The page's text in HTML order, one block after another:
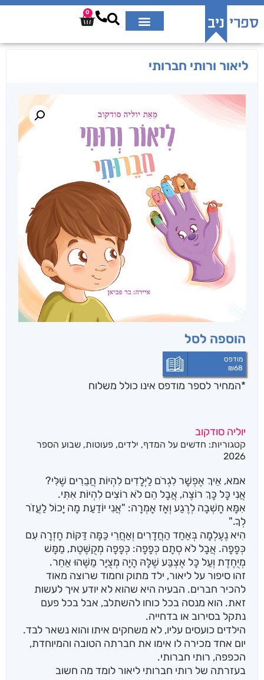
0
ליאור ורותי חברותי
הוספה לסל
מודפס
₪68
*המחיר לספר מודפס אינו כולל משלוח
יוליה סודקוב
קטגוריות: חדשים על המדף, ילדים, פעוטות, שבוע הספר
2026
אמא, אֵיךְ אֶפְשָׁר לִגְרֹם לַיְּלָדִים לִהְיוֹת חֲבֵרִים שֶׁלִּי?
אֲנִי כָּל כָּךְ רוֹצֶה, אֲבָל הֵם לֹא רוֹצִים לִהְיוֹת אִתִּי.
אִמָּא חָשְׁבָה לְרֶגַע וְאָז אָמְרָה: "אֲנִי יוֹדַעַת מָה יָכוֹל לַעֲזֹר
לְךָ."
הִיא נֶעֶלְמָה בְּאַחַד הַחֲדָרִים וְאַחֲרֵי כַּמָּה דַּקּוֹת חָזְרָה עִם
כְּפָפָה. אֲבָל לֹא סְתָם כְּפָפָה: כְּפָפָה מְקֻשֶּׁטֶת, מַמָּשׁ
מְיֻחֶדֶת וְעַל כָּל אֶצְבַּע שֶׁלָּהּ הָיָה מְצֻיָּר מַשֶּׁהוּ אַחֵר.
זהו סיפור על ליאור, ילד מתוק וחמוד שרוצה מאוד
להכיר חברים. הבעיה היא שהוא לא יודע איך לעשות
זאת. הוא מנסה בכל כוחו להשתלב, אבל בכל פעם
נתקל בסירוב או בדחייה.
הילדים כועסים עליו, לא משחקים איתו והוא נשאר לבד.
יום אחד מכירה לו אימו את חברתה הטובה והמיוחדת,
הכפפה, רותי חברותי.
בעזרתה של רותי חברותי ליאור לומד מה חשוב